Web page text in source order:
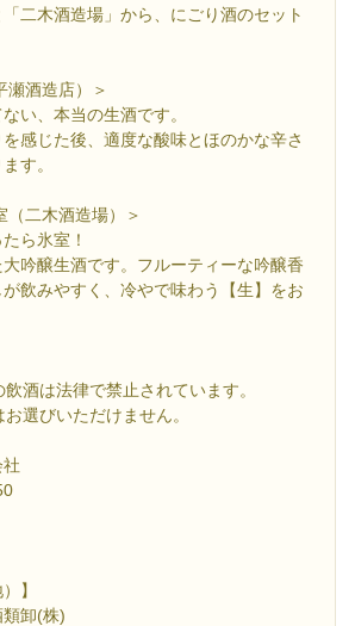
「二木酒造場」から、にごり酒のセット
瀬酒造店）＞
い、本当の生酒です。
感じた後、適度な酸味とほのかな辛さ
す。
（二木酒造場）＞
ら氷室！
吟醸生酒です。フルーティーな吟醸香
飲みやすく、冷やで味わう【生】をお
酒は法律で禁止されています。
選びいただけません。
】
類卸(株)